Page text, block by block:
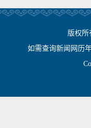
版权
如需查询新闻网历